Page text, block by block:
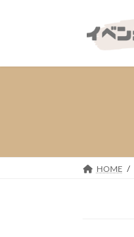
プ
動
HOME